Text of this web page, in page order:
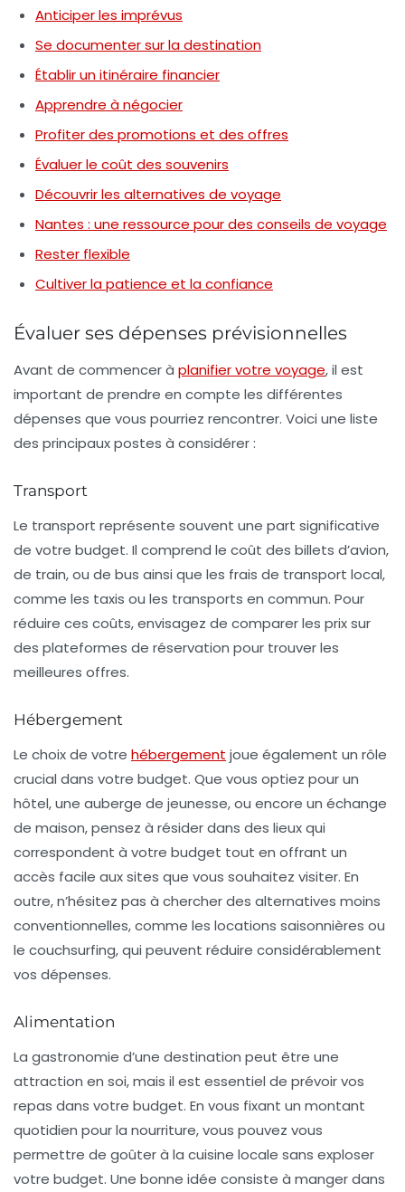
Anticiper les imprévus
Se documenter sur la destination
Établir un itinéraire financier
Apprendre à négocier
Profiter des promotions et des offres
Évaluer le coût des souvenirs
Découvrir les alternatives de voyage
Nantes : une ressource pour des conseils de voyage
Rester flexible
Cultiver la patience et la confiance
Évaluer ses dépenses prévisionnelles
Avant de commencer à planifier votre voyage, il est
important de prendre en compte les différentes
dépenses que vous pourriez rencontrer. Voici une liste
des principaux postes à considérer :
Transport
Le transport représente souvent une part significative
de votre budget. Il comprend le coût des billets d’avion,
de train, ou de bus ainsi que les frais de transport local,
comme les taxis ou les transports en commun. Pour
réduire ces coûts, envisagez de comparer les prix sur
des plateformes de réservation pour trouver les
meilleures offres.
Hébergement
Le choix de votre hébergement joue également un rôle
crucial dans votre budget. Que vous optiez pour un
hôtel, une auberge de jeunesse, ou encore un échange
de maison, pensez à résider dans des lieux qui
correspondent à votre budget tout en offrant un
accès facile aux sites que vous souhaitez visiter. En
outre, n’hésitez pas à chercher des alternatives moins
conventionnelles, comme les locations saisonnières ou
le couchsurfing, qui peuvent réduire considérablement
vos dépenses.
Alimentation
La gastronomie d’une destination peut être une
attraction en soi, mais il est essentiel de prévoir vos
repas dans votre budget. En vous fixant un montant
quotidien pour la nourriture, vous pouvez vous
permettre de goûter à la cuisine locale sans exploser
votre budget. Une bonne idée consiste à manger dans